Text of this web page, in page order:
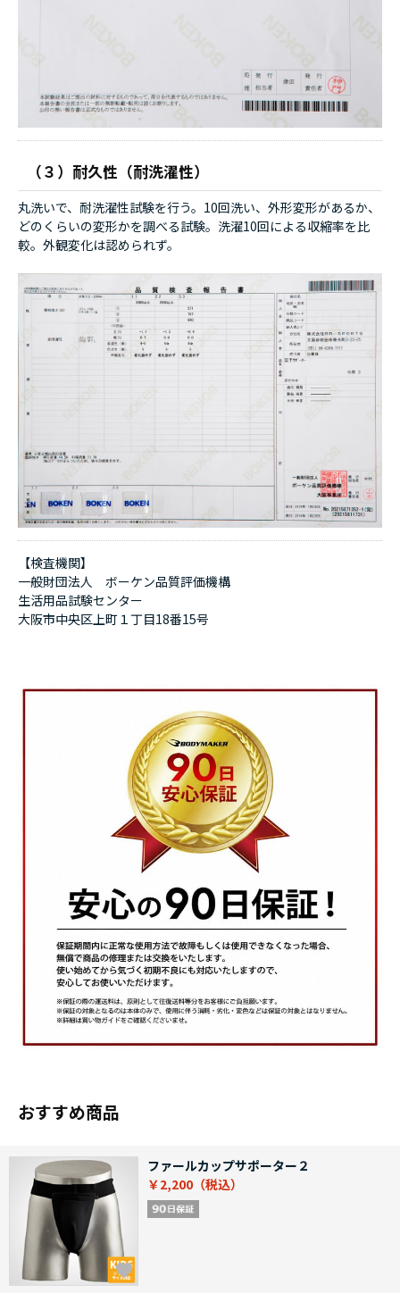
（３）耐久性（耐洗濯性）
丸洗いで、耐洗濯性試験を行う。10回洗い、外形変形があるか、
どのくらいの変形かを調べる試験。洗濯10回による収縮率を比
較。外観変化は認められず。
【検査機関】
一般財団法人 ボーケン品質評価機構
生活用品試験センター
大阪市中央区上町１丁目18番15号
おすすめ商品
ファールカップサポーター２
￥2,200